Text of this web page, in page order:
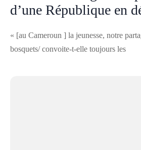
d’une
« [au Cameroun ] la jeunesse, notre
bosquets/ convoite-t-elle toujours les